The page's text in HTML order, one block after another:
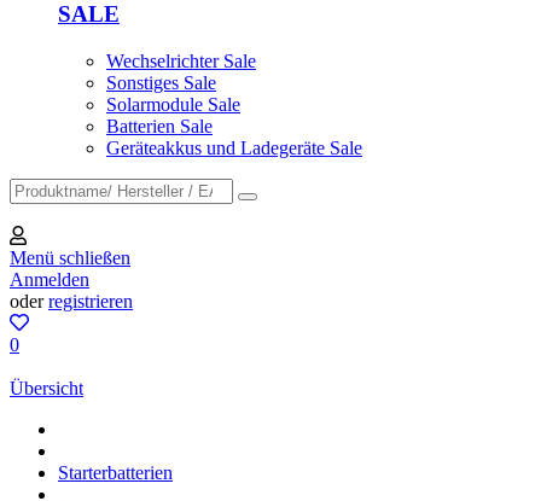
SALE
Wechselrichter Sale
Sonstiges Sale
Solarmodule Sale
Batterien Sale
Geräteakkus und Ladegeräte Sale
Menü schließen
Anmelden
oderregistrieren
0
Übersicht
Starterbatterien